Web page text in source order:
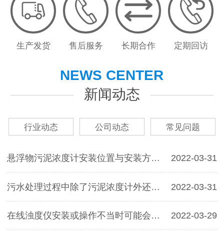
生产发货 售后服务 长期合作 定期回访
NEWS CENTER
新闻动态
行业动态 公司动态 常见问题
悬浮物污泥浓度计安装位置与安装方式您了解多少呢？ 2022-03-31
污水处理过程中除了污泥浓度计外还会用到哪些过程分析仪表呢？ 2022-03-31
在线浊度仪安装或操作不当时可能会产生的一些故障现象及解决方法 2022-03-29